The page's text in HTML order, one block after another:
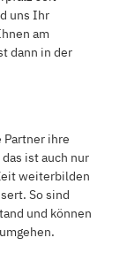
uns Ihr
am
dann in der
Partner ihre
ist auch nur
weiterbilden
So sind
und können